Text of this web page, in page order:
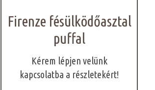
Firenze fésülködőasztal
puffal
Kérem lépjen velünk
kapcsolatba a részletekért!